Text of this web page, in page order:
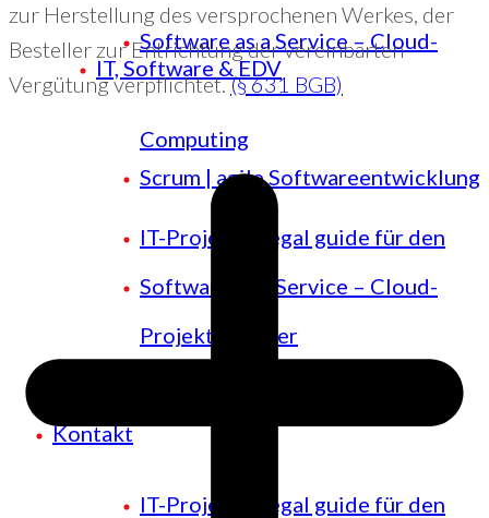
IT, Software & EDV
Scrum | agile Softwareentwicklung
Software as a Service – Cloud-
IT-Projekt – legal guide für den
Software as a Service – Cloud-
Computing
IT-Projekt – legal guide für den
Projektmanager
Kontakt
zur Herstellung des versprochenen Werkes, der
Besteller zur Entrichtung der vereinbarten
Vergütung verpflichtet.(§ 631 BGB)